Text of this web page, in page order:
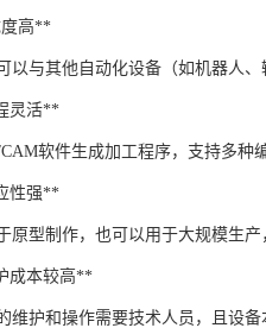
度高**
以与其他自动化设备（如机器人、
灵活**
软件生成加工程序，支持多种
性强**
原型制作，也可以用于大规模生产
成本较高**
维护和操作需要技术人员，且设备